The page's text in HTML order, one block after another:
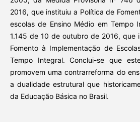
2016, que instituiu a Política de
escolas de Ensino Médio em Tempo
1.145 de 10 de outubro de 2016, que
Fomento à Implementação de
Tempo Integral. Conclui-se que
promovem uma contrarreforma do
a dualidade estrutural que
da Educação Básica no Brasil.